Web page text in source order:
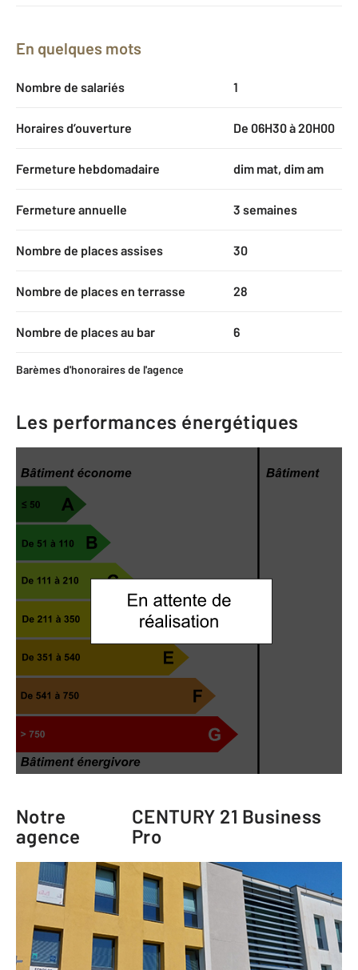
En quelques mots
Nombre de salariés 1
Horaires d’ouverture De 06H30 à 20H00
Fermeture hebdomadaire dim mat, dim am
Fermeture annuelle 3 semaines
Nombre de places assises 30
Nombre de places en terrasse 28
Nombre de places au bar 6
Barèmes d'honoraires de l'agence
Les performances énergétiques
Notre
agence
CENTURY 21 Business
Pro